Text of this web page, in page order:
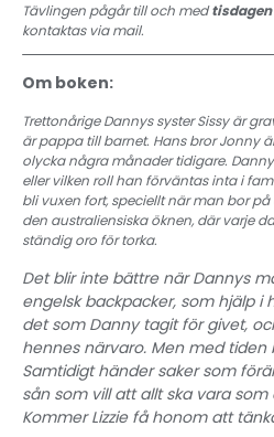
Tävlingen pågår till och med
kontaktas via mail.
Om boken:
Trettonårige Dannys syster Sissy är
är pappa till barnet. Hans bror Jonny
olycka några månader tidigare.
eller vilken roll han förväntas inta i
bli vuxen fort, speciellt när man bor
den australiensiska öknen, där varje
ständig oro för torka.
Det blir inte bättre när Dannys
engelsk backpacker, som hjälp i
det som Danny tagit för givet,
hennes närvaro. Men med
Samtidigt händer saker som
sån som vill att allt ska vara
Kommer Lizzie få honom att